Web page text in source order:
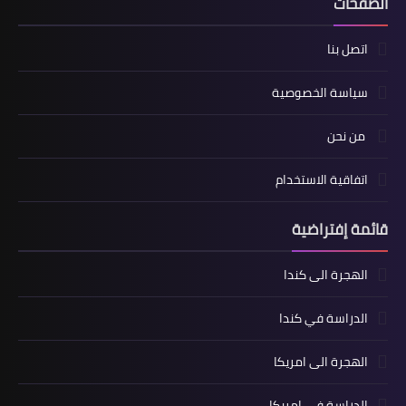
اتصل بنا
سياسة الخصوصية
من نحن
اتفاقية الاستخدام
قائمة إفتراضية
الهجرة الى كندا
الدراسة في كندا
الهجرة الى امريكا